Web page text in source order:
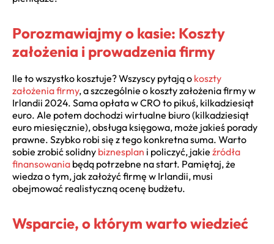
Porozmawiajmy o kasie: Koszty
założenia i prowadzenia firmy
Ile to wszystko kosztuje? Wszyscy pytają o koszty
założenia firmy, a szczególnie o koszty założenia firmy w
Irlandii 2024. Sama opłata w CRO to pikuś, kilkadziesiąt
euro. Ale potem dochodzi wirtualne biuro (kilkadziesiąt
euro miesięcznie), obsługa księgowa, może jakieś porady
prawne. Szybko robi się z tego konkretna suma. Warto
sobie zrobić solidny biznesplan i policzyć, jakie źródła
finansowania będą potrzebne na start. Pamiętaj, że
wiedza o tym, jak założyć firmę w Irlandii, musi
obejmować realistyczną ocenę budżetu.
Wsparcie, o którym warto wiedzieć